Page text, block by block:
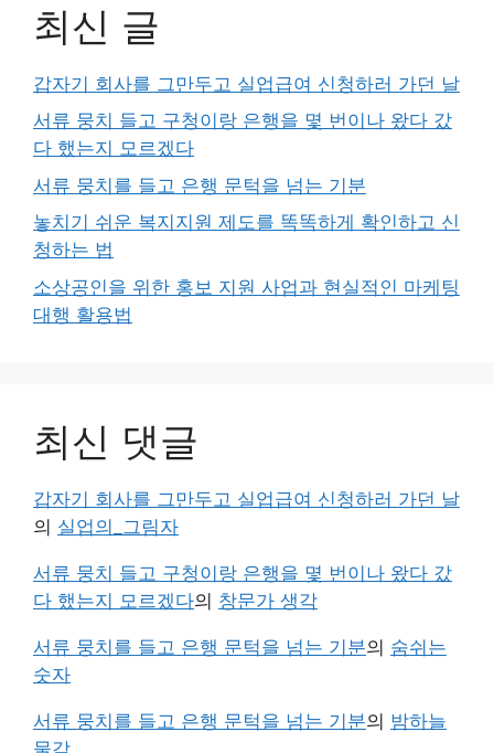
최신 글
갑자기 회사를 그만두고 실업급여 신청하러 가던 날
서류 뭉치 들고 구청이랑 은행을 몇 번이나 왔다 갔
다 했는지 모르겠다
서류 뭉치를 들고 은행 문턱을 넘는 기분
놓치기 쉬운 복지지원 제도를 똑똑하게 확인하고 신
청하는 법
소상공인을 위한 홍보 지원 사업과 현실적인 마케팅
대행 활용법
최신 댓글
갑자기 회사를 그만두고 실업급여 신청하러 가던 날
의 실업의_그림자
서류 뭉치 들고 구청이랑 은행을 몇 번이나 왔다 갔
다 했는지 모르겠다의 창문가 생각
서류 뭉치를 들고 은행 문턱을 넘는 기분의 숨쉬는
숫자
서류 뭉치를 들고 은행 문턱을 넘는 기분의 밤하늘
물감